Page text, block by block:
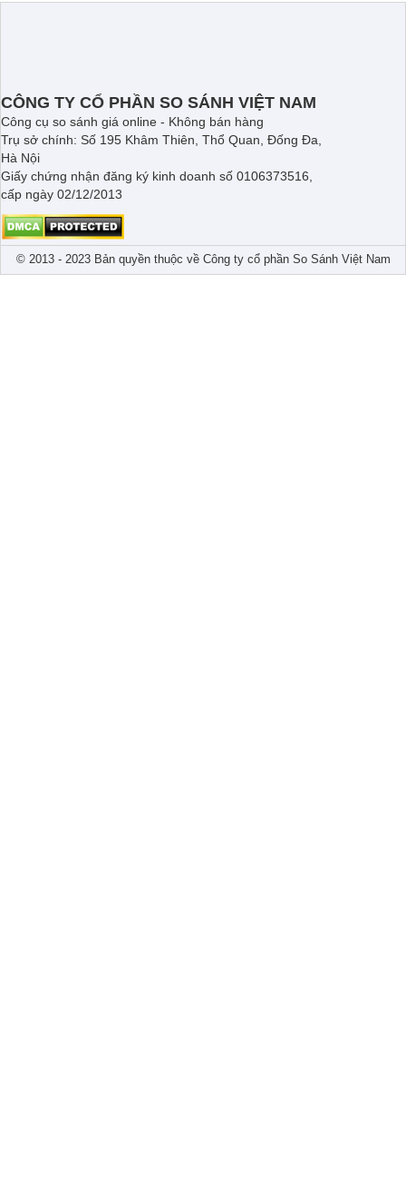
phẩm này.
CÔNG TY CỔ PHẦN SO SÁNH VIỆT NAM
Công cụ so sánh giá online - Không bán hàng
Trụ sở chính: Số 195 Khâm Thiên, Thổ Quan, Đống Đa,
Hà Nội
Giấy chứng nhận đăng ký kinh doanh số 0106373516,
cấp ngày 02/12/2013
© 2013 - 2023 Bản quyền thuộc về Công ty cổ phần So Sánh Việt Nam